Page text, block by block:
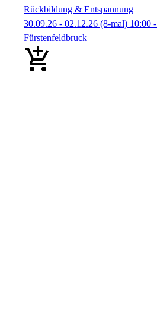
Rückbildung & Entspannung
30.09.26 - 02.12.26 (8-mal) 10:00
Fürstenfeldbruck